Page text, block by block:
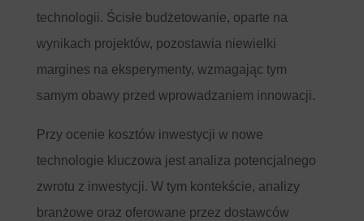
technologii. Ścisłe budżetowanie, oparte na
wynikach projektów, pozostawia niewielki
margines na eksperymenty, wzmagając tym
samym obawy przed wprowadzaniem innowacji.
Przy ocenie kosztów inwestycji w nowe
technologie kluczowa jest analiza potencjalnego
zwrotu z inwestycji. W tym kontekście, analizy
branżowe oraz oferowane przez dostawców